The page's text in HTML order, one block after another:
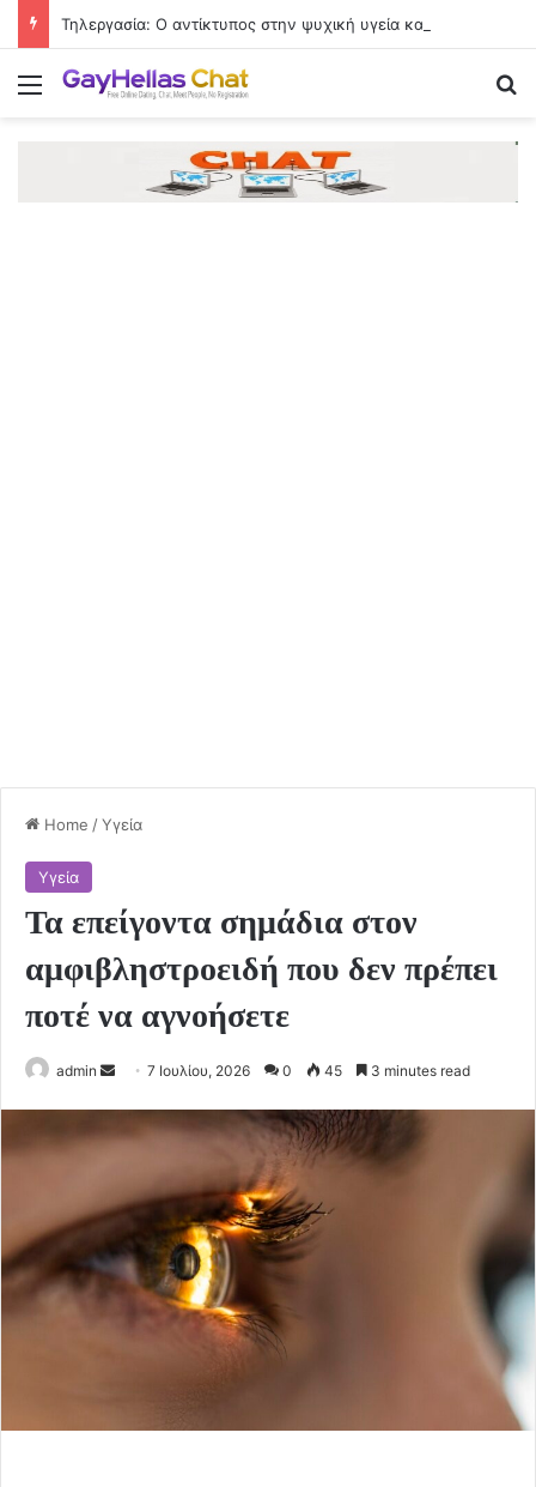
Menu
Home /Υγεία
Υγεία
Τα επείγοντα σημάδια στον
αμφιβληστροειδή που δεν πρέπει
ποτέ να αγνοήσετε
admin
Send
email
7 Ιουλίου, 2026 0 45 3 minutes read